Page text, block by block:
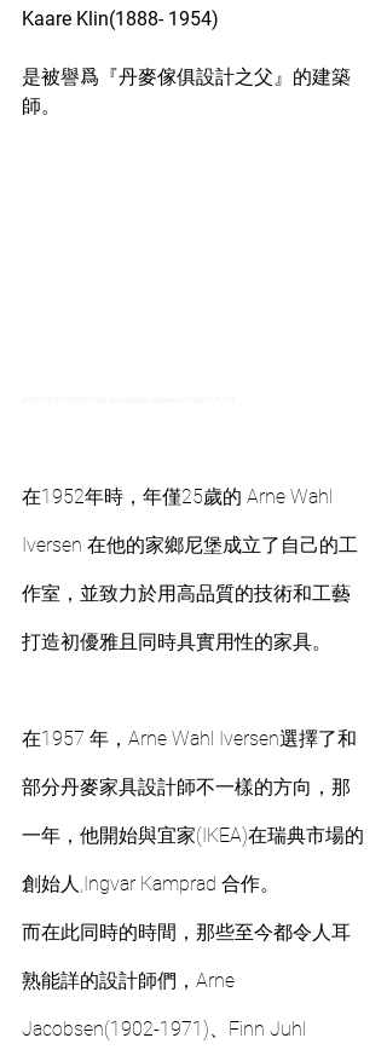
Kaare Klin(1888- 1954)
是被譽爲『丹麥傢俱設計之父』的建築
師。
在1952年時，年僅25歲的 Arne Wahl
Iversen 在他的家鄉尼堡成立了自己的工
作室，並致力於用高品質的技術和工藝
打造初優雅且同時具實用性的家具。
在1957 年，Arne Wahl Iversen選擇了和
部分丹麥家具設計師不一樣的方向，那
一年，他開始與宜家(IKEA)在瑞典市場的
創始人,Ingvar Kamprad 合作。
而在此同時的時間，那些至今都令人耳
熟能詳的設計師們，Arne
Jacobsen(1902-1971)、Finn Juhl